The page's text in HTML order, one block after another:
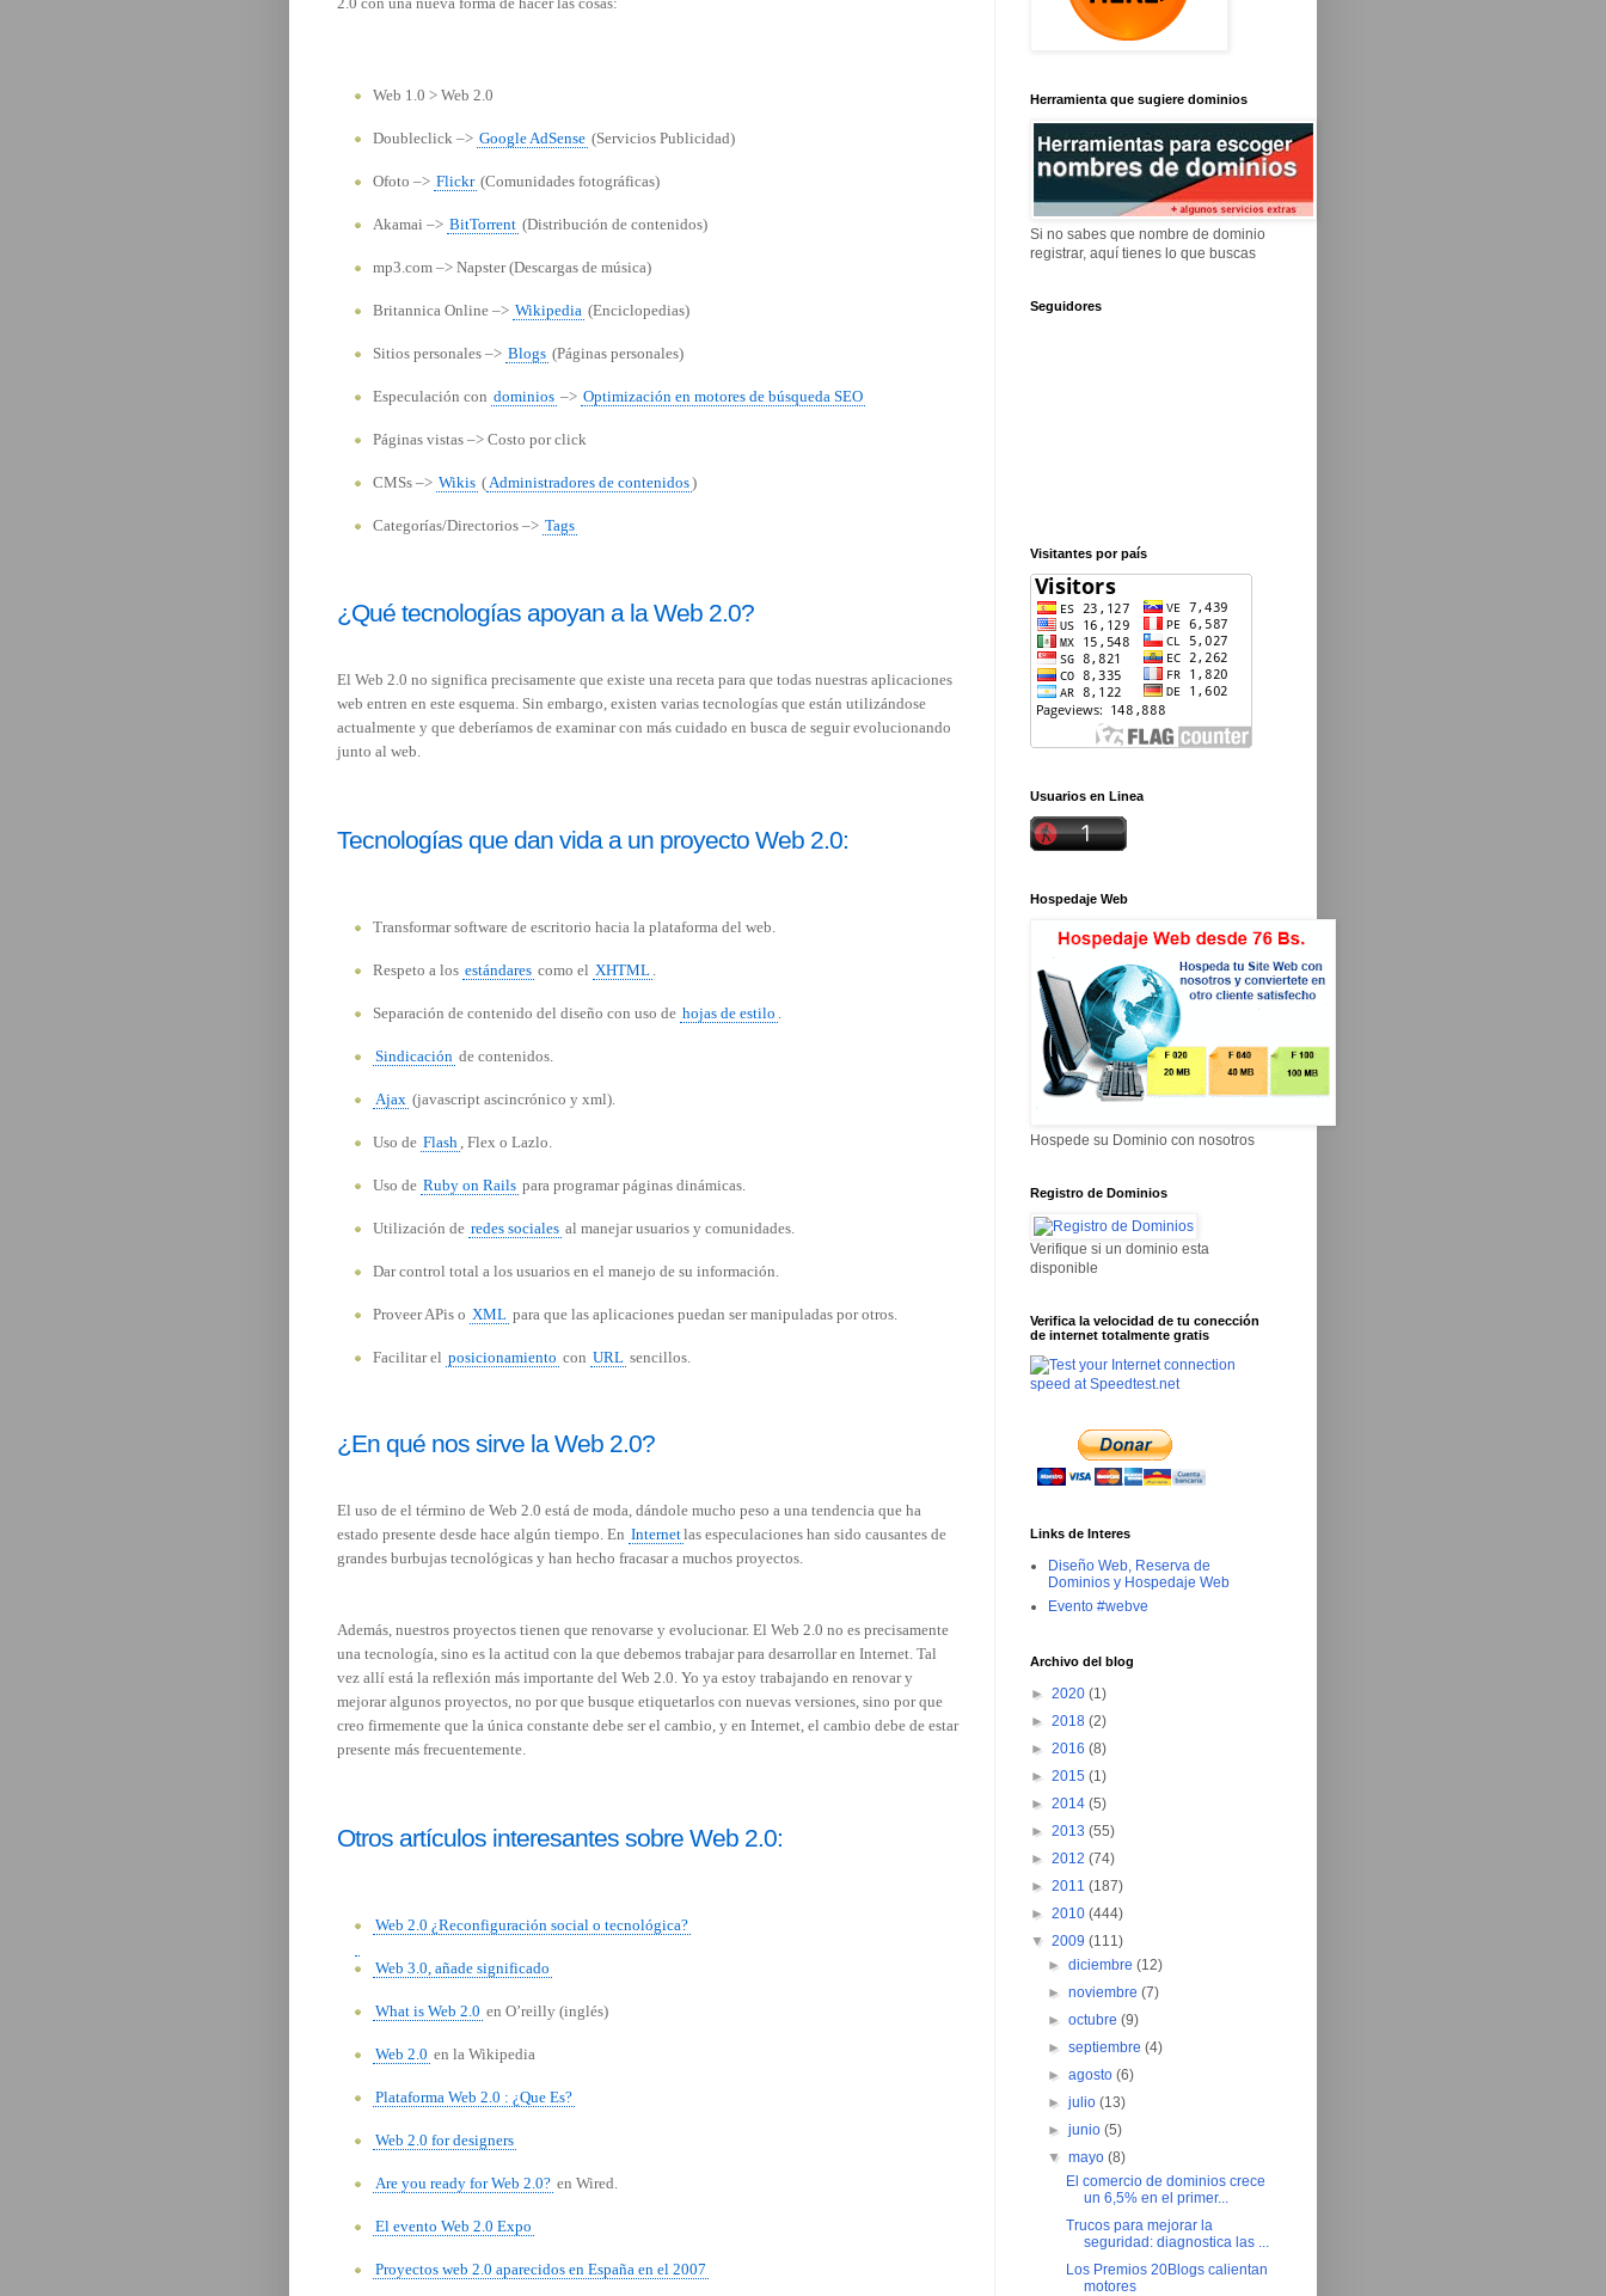
Web 1.0 > Web 2.0
Doubleclick –> Google AdSense (Servicios Publicidad)
Ofoto –> Flickr (Comunidades fotográficas)
Akamai –> BitTorrent (Distribución de contenidos)
mp3.com –> Napster (Descargas de música)
Britannica Online –> Wikipedia (Enciclopedias)
Sitios personales –> Blogs (Páginas personales)
Especulación con dominios –> Optimización en motores de búsqueda SEO
Páginas vistas –> Costo por click
CMSs –> Wikis (Administradores de contenidos)
Categorías/Directorios –> Tags
¿Qué tecnologías apoyan a la Web 2.0?
El Web 2.0 no significa precisamente que existe una receta para que todas nuestras aplicaciones
web entren en este esquema. Sin embargo, existen varias tecnologías que están utilizándose
actualmente y que deberíamos de examinar con más cuidado en busca de seguir evolucionando
junto al web.
Tecnologías que dan vida a un proyecto Web 2.0:
Transformar software de escritorio hacia la plataforma del web.
Respeto a los estándares como el XHTML
Separación de contenido del diseño con uso de hojas de estilo
Sindicación de contenidos.
Ajax (javascript ascincrónico y xml).
Uso de Flash , Flex o Lazlo.
Uso de Ruby on Rails para programar páginas dinámicas.
Utilización de redes sociales al manejar usuarios y comunidades.
Dar control total a los usuarios en el manejo de su información.
Proveer APis o XML para que las aplicaciones puedan ser manipuladas por otros.
Facilitar el posicionamiento con URL sencillos.
¿En qué nos sirve la Web 2.0?
El uso de el término de Web 2.0 está de moda, dándole mucho peso a una tendencia que ha
estado presente desde hace algún tiempo. En Internetlas especulaciones han sido causantes de
grandes burbujas tecnológicas y han hecho fracasar a muchos proyectos.
Además, nuestros proyectos tienen que renovarse y evolucionar. El Web 2.0 no es precisamente
una tecnología, sino es la actitud con la que debemos trabajar para desarrollar en Internet. Tal
vez allí está la reflexión más importante del Web 2.0. Yo ya estoy trabajando en renovar y
mejorar algunos proyectos, no por que busque etiquetarlos con nuevas versiones, sino por que
creo firmemente que la única constante debe ser el cambio, y en Internet, el cambio debe de estar
presente más frecuentemente.
Otros artículos interesantes sobre Web 2.0:
Web 2.0 ¿Reconfiguración social o tecnológica?
Web 3.0, añade significado
What is Web 2.0 en O’reilly (inglés)
Web 2.0 en la Wikipedia
Plataforma Web 2.0 : ¿Que Es?
Web 2.0 for designers
Are you ready for Web 2.0? en Wired.
El evento Web 2.0 Expo
Proyectos web 2.0 aparecidos en España en el 2007
Herramienta que sugiere dominios
Si no sabes que nombre de dominio
registrar, aquí tienes lo que buscas
Seguidores
Visitantes por país
Usuarios en Linea
Hospedaje Web
Hospede su Dominio con nosotros
Registro de Dominios
Verifique si un dominio esta
disponible
Verifica la velocidad de tu conección
de internet totalmente gratis
Links de Interes
Diseño Web, Reserva de
Dominios y Hospedaje Web
Evento #webve
Archivo del blog
► 2020 (1)
► 2018 (2)
► 2016 (8)
► 2015 (1)
► 2014 (5)
► 2013 (55)
► 2012 (74)
► 2011 (187)
► 2010 (444)
▼ 2009 (111)
►diciembre(12)
►noviembre(7)
►octubre(9)
►septiembre(4)
►agosto(6)
►julio(13)
►junio(5)
▼mayo(8)
El comercio de dominios crece
un 6,5% en el primer...
Trucos para mejorar la
seguridad: diagnostica las ...
Los Premios 20Blogs calientan
motores